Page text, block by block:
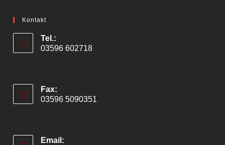
Kontakt
Tel.:
03596 602718
Fax:
03596 5090351
Email: